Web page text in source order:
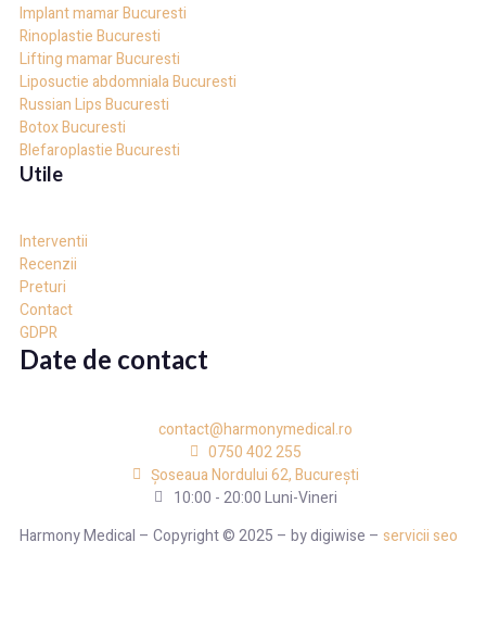
Implant mamar Bucuresti
Rinoplastie Bucuresti
Lifting mamar Bucuresti
Liposuctie abdomniala Bucuresti
Russian Lips Bucuresti
Botox Bucuresti
Blefaroplastie Bucuresti
Utile
Interventii
Recenzii
Preturi
Contact
GDPR
Date de contact
contact@harmonymedical.ro
0750 402 255
Șoseaua Nordului 62, București
10:00 - 20:00 Luni-Vineri
Harmony Medical – Copyright © 2025 – by digiwise – servicii seo